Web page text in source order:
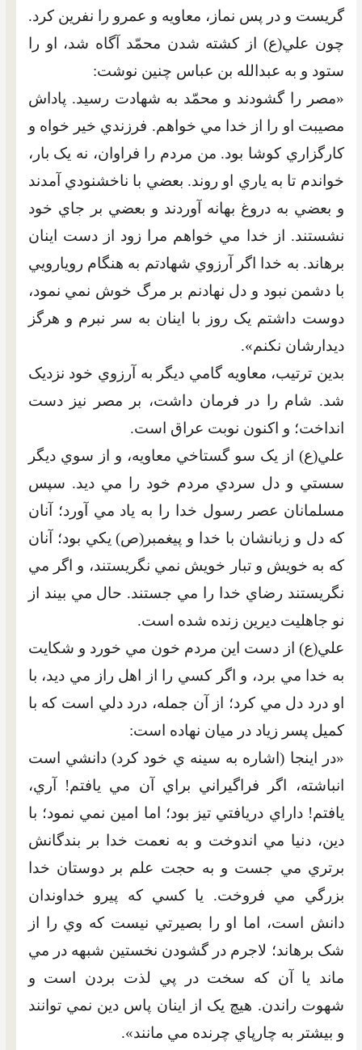
گريست و در پس نماز، معاويه و عمرو را نفرين کرد.
چون علي(ع) از کشته شدن محمّد آگاه شد، او را
ستود و به عبدالله بن عباس چنين نوشت:
«مصر را گشودند و محمّد به شهادت رسيد. پاداش
مصيبت او را از خدا مي خواهم. فرزندي خير خواه و
کارگزاري کوشا بود. من مردم را فراوان، نه يک بار،
خواندم تا به ياري او روند. بعضي با ناخشنودي آمدند
و بعضي به دروغ بهانه آوردند و بعضي بر جاي خود
نشستند. از خدا مي خواهم مرا زود از دست اينان
برهاند. به خدا اگر آرزوي شهادتم به هنگام رويارويي
با دشمن نبود و دل نهادنم بر مرگ خوش نمي نمود،
دوست داشتم يک روز با اينان به سر نبرم و هرگز
ديدارشان نکنم».
بدين ترتيب، معاويه گامي ديگر به آرزوي خود نزديک
شد. شام را در فرمان داشت، بر مصر نيز دست
انداخت؛ و اکنون نوبت عراق است.
علي(ع) از يک سو گستاخي معاويه، و از سوي ديگر
سستي و دل سردي مردم خود را مي ديد. سپس
مسلمانان عصر رسول خدا را به ياد مي آورد؛ آنان
که دل و زبانشان با خدا و پيغمبر(ص) يکي بود؛ آنان
که به خويش و تبار خويش نمي نگريستند، و اگر مي
نگريستند رضاي خدا را مي جستند. حال مي بيند از
نو جاهليت ديرين زنده شده است.
علي(ع) از دست اين مردم خون مي خورد و شکايت
به خدا مي برد، و اگر کسي را از اهل راز مي ديد، با
او درد دل مي کرد؛ از آن جمله، درد دلي است که با
کميل پسر زياد در ميان نهاده است:
«در اينجا (اشاره به سينه ي خود کرد) دانشي است
انباشته، اگر فراگيراني براي آن مي يافتم! آري،
يافتم! داراي دريافتي تيز بود؛ اما امين نمي نمود؛ با
دين، دنيا مي اندوخت و به نعمت خدا بر بندگانش
برتري مي جست و به حجت علم بر دوستان خدا
بزرگي مي فروخت. يا کسي که پيرو خداوندان
دانش است، اما او را بصيرتي نيست که وي را از
شک برهاند؛ لاجرم در گشودن نخستين شبهه در مي
ماند يا آن که سخت در پي لذت بردن است و
شهوت راندن. هيچ يک از اينان پاس دين نمي توانند
و بيشتر به چارپاي چرنده مي مانند».